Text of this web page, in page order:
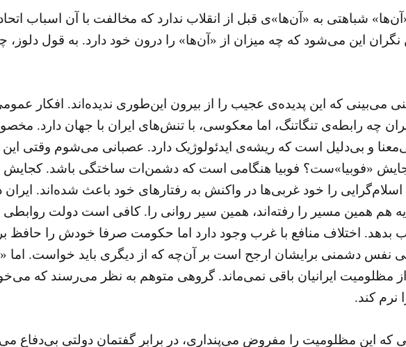
شباهتی به «آن‌ها»ی قبل از انقلاب ندارد که مخالفت با آن اسباب
این می‌شود که چه میزان از «آن‌ها»‌ را درون خود دارد. به قول
کنی می‌بینی که این پدیده‌ی عجیب را از بیرون این‌طوری ندیده‌اند. افکار
چه رابطه‌ی تنگاتنگ، اما معکوسی، با تنش‌های ایران با جهان دارد.
و بی‌دلیل است که ریشه‌ی ایدئولوژیک دارد. عصبانی می‌شوم وقتی این
«فوبیا»ست؟ فوبیا هنگامی است که دشمن‌ات ساختگی باشد. کجایش
را خود غربی‌ها در واکنش به رفتارهای خود باعث شده‌اند.
هم همین مسیر را رفته‌اند، همین سیر روانی را. کافی است دولت روابطی
بدهد. اختلاف منافع با غرب وجود دارد اما حکومت صرفا خودش را حافظ
نفس دشمنی برایشان ارجح است بر آن‌چه که از دیگری باید خواست. اما
مظلومیت ایرانیان باقی نمی‌ماند. گروهی متوهم به نظر می‌رسند که
نرم کند.
که این مظلومیت را مفروض می‌پنداری، در برابر گفتمان دولتی بی‌دفاع